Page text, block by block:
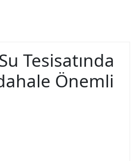
Tesisatında
Önemli